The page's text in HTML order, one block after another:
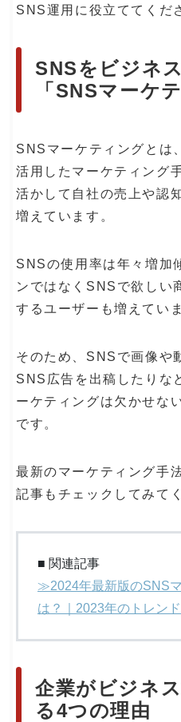
SNS運用に役立ててくだ
SNSをビジネ
「SNSマーケ
SNSマーケティングとは
活用したマーケティング
活かして自社の売上や認
増えています。
SNSの使用率は年々増加
ンではなくSNSで欲しい
するユーザーも増えてい
そのため、SNSで画像や
SNS広告を出稿したりな
ーケティングは欠かせな
です。
最新のマーケティング手
記事もチェックしてみて
■ 関連記事
≫2024年最新版のSNS
は？｜2023年のトレン
企業がビジネ
る4つの理由